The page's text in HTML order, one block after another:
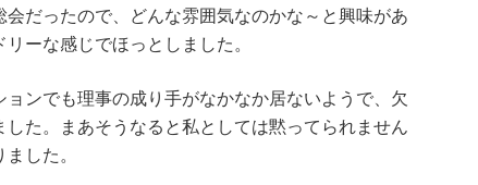
だったので、どんな雰囲気なのかな～と興味があ
ーな感じでほっとしました。
ンでも理事の成り手がなかなか居ないようで、欠
た。まあそうなると私としては黙ってられません
した。